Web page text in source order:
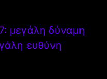
μεγάλη δύναμη
ευθύνη